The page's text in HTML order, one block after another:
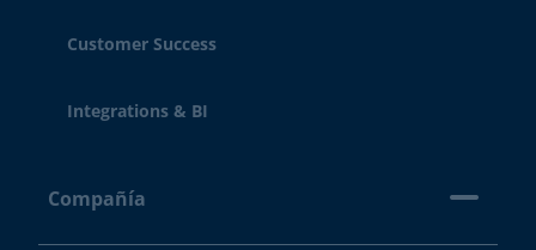
Customer Success
Integrations & BI
Compañía